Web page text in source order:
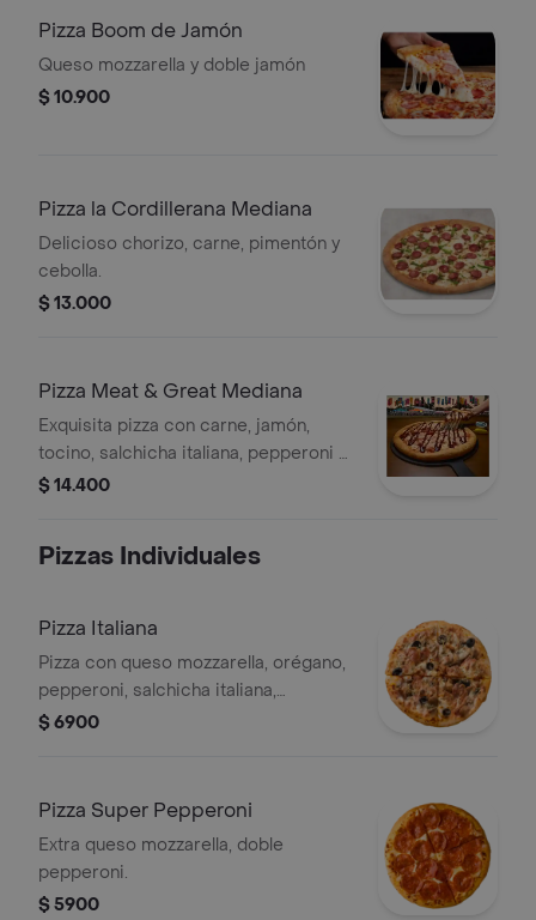
Pizza Boom de Jamón
Queso mozzarella y doble jamón
$ 10.900
Pizza la Cordillerana Mediana
Delicioso chorizo, carne, pimentón y
cebolla.
$ 13.000
Pizza Meat & Great Mediana
Exquisita pizza con carne, jamón,
tocino, salchicha italiana, pepperoni y
un shot de salsa bbq.
$ 14.400
Pizzas Individuales
Pizza Italiana
Pizza con queso mozzarella, orégano,
pepperoni, salchicha italiana,
aceitunas negras y champiñón,
$ 6900
Pizza Super Pepperoni
Extra queso mozzarella, doble
pepperoni.
$ 5900